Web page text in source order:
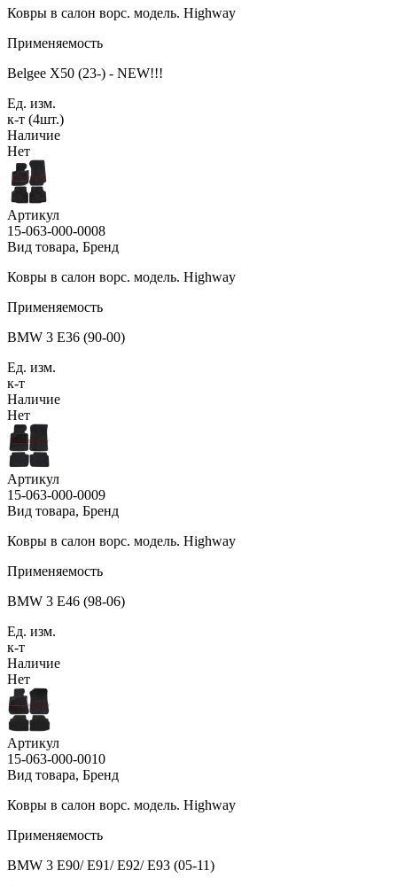
Ковры в салон ворс. модель. Highway
Применяемость
Belgee X50 (23-) - NEW!!!
Ед. изм.
к-т (4шт.)
Наличие
Нет
Артикул
15-063-000-0008
Вид товара, Бренд
Ковры в салон ворс. модель. Highway
Применяемость
BMW 3 E36 (90-00)
Ед. изм.
к-т
Наличие
Нет
Артикул
15-063-000-0009
Вид товара, Бренд
Ковры в салон ворс. модель. Highway
Применяемость
BMW 3 E46 (98-06)
Ед. изм.
к-т
Наличие
Нет
Артикул
15-063-000-0010
Вид товара, Бренд
Ковры в салон ворс. модель. Highway
Применяемость
BMW 3 E90/ E91/ E92/ E93 (05-11)